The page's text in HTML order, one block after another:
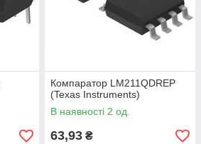
Компаратор LM211QDREP
(Texas Instruments)
В наявності 2 од.
63,93 ₴